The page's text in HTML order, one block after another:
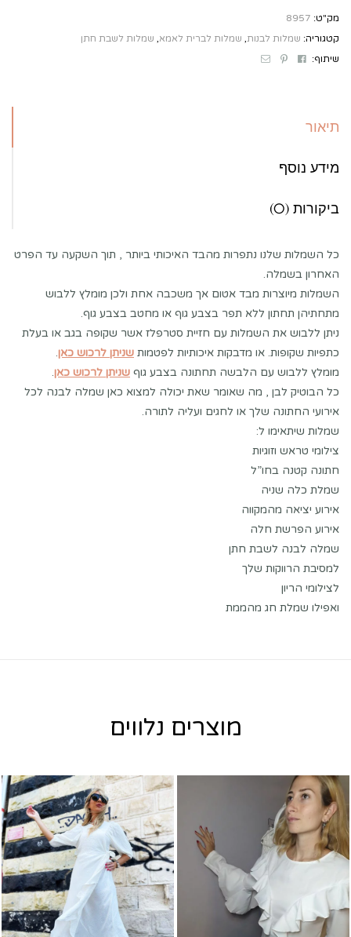
מק"ט: 8957
קטגוריה: שמלות לבנות שמלות לברית לאמא שמלות לשבת חתן
שיתוף:
Facebook
Pinterest
Email
תיאור
מידע נוסף
ביקורות (0)
כל השמלות שלנו נתפרות מהבד האיכותי ביותר , תוך השקעה עד הפרט
האחרון בשמלה.
השמלות מיוצרות מבד אטום אך משכבה אחת ולכן מומלץ ללבוש
מתחתיהן תחתון ללא תפר בצבע גוף או מחטב בצבע גוף.
ניתן ללבוש את השמלות עם חזיית סטרפלז אשר שקופה בגב או בעלת
כתפיות שקופות. או מדבקות איכותיות לפטמות שניתן לרכוש כאן.
מומלץ ללבוש עם הלבשה תחתונה בצבע גוף שניתן לרכוש כאן.
כל הבוטיק לבן , מה שאומר שאת יכולה למצוא כאן שמלה לבנה לכל
אירועי החתונה שלך או לחגים ועליה לתורה.
שמלות שיתאימו ל:
צילומי טראש וזוגיות
חתונה קטנה בחו”ל
שמלת כלה שניה
אירוע יציאה מהמקווה
אירוע הפרשת חלה
שמלה לבנה לשבת חתן
למסיבת הרווקות שלך
לצילומי הריון
ואפילו שמלת חג מהממת
מוצרים נלווים